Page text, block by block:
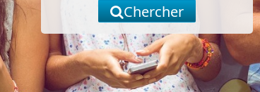
Chercher